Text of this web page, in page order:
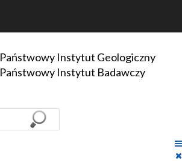
Państwowy Instytut Geologiczny
Państwowy Instytut Badawczy